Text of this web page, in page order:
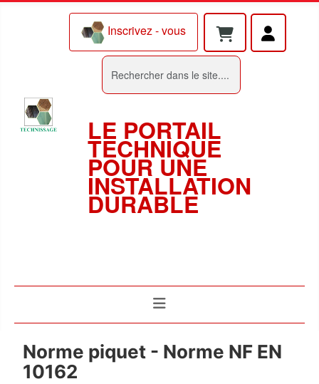
Inscrivez - vous
LE PORTAIL
TECHNIQUE
POUR UNE
INSTALLATION
DURABLE
Norme piquet - Norme NF EN
10162